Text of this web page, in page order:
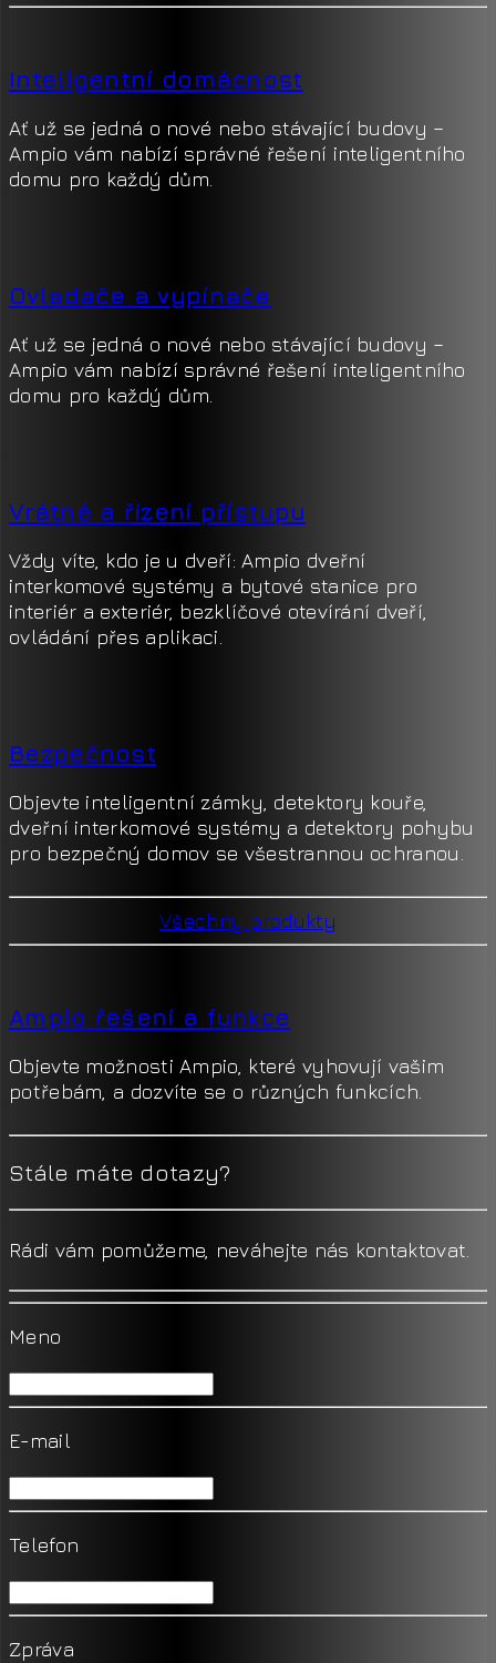
Inteligentní domácnost
Ať už se jedná o nové nebo stávající budovy –
Ampio vám nabízí správné řešení inteligentního
domu pro každý dům.
Ovladače a vypínače
Ať už se jedná o nové nebo stávající budovy –
Ampio vám nabízí správné řešení inteligentního
domu pro každý dům.
Vrátné a řízení přístupu
Vždy víte, kdo je u dveří: Ampio dveřní
interkomové systémy a bytové stanice pro
interiér a exteriér, bezklíčové otevírání dveří,
ovládání přes aplikaci.
Bezpečnost
Objevte inteligentní zámky, detektory kouře,
dveřní interkomové systémy a detektory pohybu
pro bezpečný domov se všestrannou ochranou.
Všechny produkty
Ampio řešení a funkce
Objevte možnosti Ampio, které vyhovují vašim
potřebám, a dozvíte se o různých funkcích.
Stále máte dotazy?
Rádi vám pomůžeme, neváhejte nás kontaktovat.
Meno
E-mail
Telefon
Zpráva